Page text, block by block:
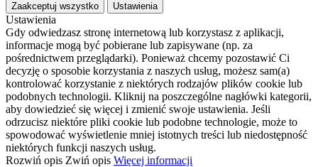
Zaakceptuj wszystko Ustawienia
Ustawienia
Gdy odwiedzasz stronę internetową lub korzystasz z aplikacji,
informacje mogą być pobierane lub zapisywane (np. za
pośrednictwem przeglądarki). Ponieważ chcemy pozostawić Ci
decyzję o sposobie korzystania z naszych usług, możesz sam(a)
kontrolować korzystanie z niektórych rodzajów plików cookie lub
podobnych technologii. Kliknij na poszczególne nagłówki kategorii,
aby dowiedzieć się więcej i zmienić swoje ustawienia. Jeśli
odrzucisz niektóre pliki cookie lub podobne technologie, może to
spowodować wyświetlenie mniej istotnych treści lub niedostępność
niektórych funkcji naszych usług.
Rozwiń opis Zwiń opis Więcej informacji